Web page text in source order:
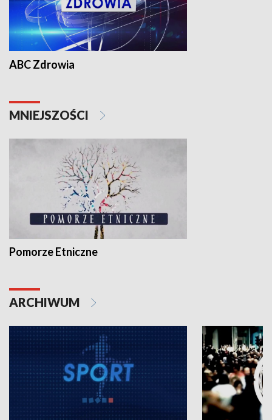
ABC Zdrowia
MNIEJSZOŚCI
Pomorze Etniczne
ARCHIWUM